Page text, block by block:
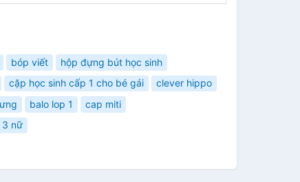
bóp viết
hộp đựng bút học sinh
cặp học sinh cấp 1 cho bé gái
clever hippo
balo lop 1
cap miti
3 nữ